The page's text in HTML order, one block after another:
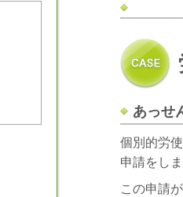
あっせ
個別的労
申請をし
この申請